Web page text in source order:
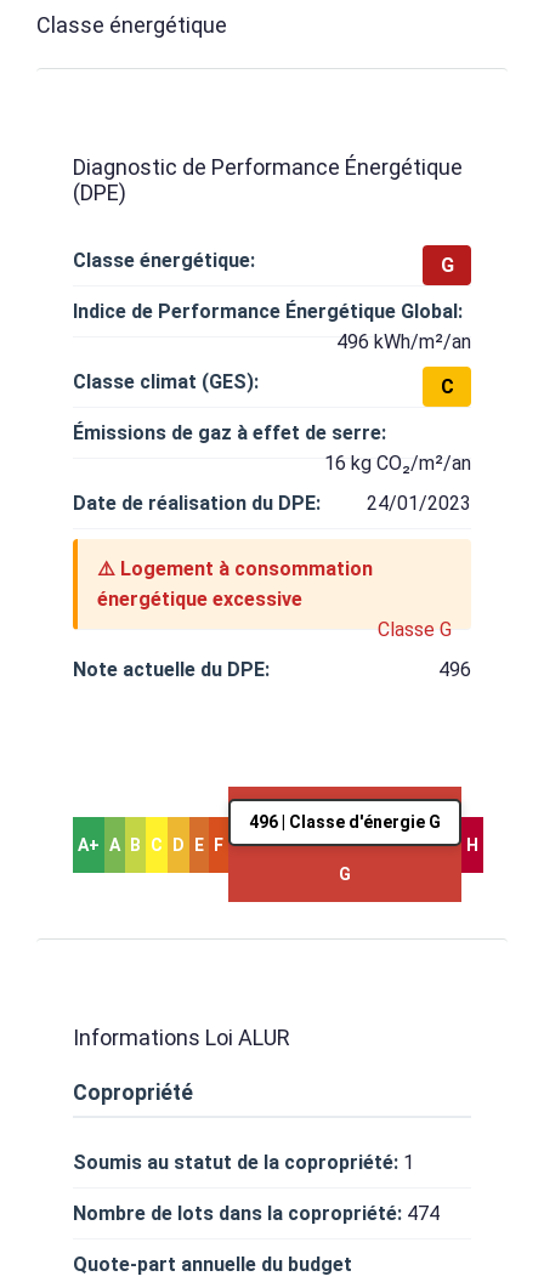
Classe énergétique
Diagnostic de Performance Énergétique
(DPE)
Classe énergétique:
G
Indice de Performance Énergétique Global:
496 kWh/m²/an
Classe climat (GES):
C
Émissions de gaz à effet de serre:
16 kg CO₂/m²/an
Date de réalisation du DPE:
24/01/2023
⚠️ Logement à consommation
énergétique excessive
Classe G
Note actuelle du DPE:
496
A+ A B C D E F
496 | Classe d'énergie G
G
H
Informations Loi ALUR
Copropriété
Soumis au statut de la copropriété: 1
Nombre de lots dans la copropriété: 474
Quote-part annuelle du budget